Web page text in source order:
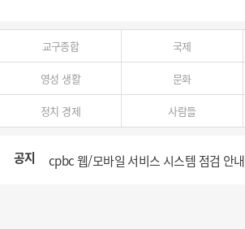
교구종합 국제
영성 생활 문화
정치 경제 사람들
공지 cpbc 웹/모바일 서비스 시스템 점검 안내